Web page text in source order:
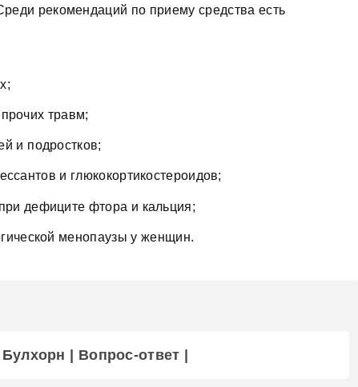
рекомендаций по приему средства есть
травм;
и подростков;
и глюкокортикостероидов;
дефиците фтора и кальция;
менопаузы у женщин.
| Вопрос-ответ |